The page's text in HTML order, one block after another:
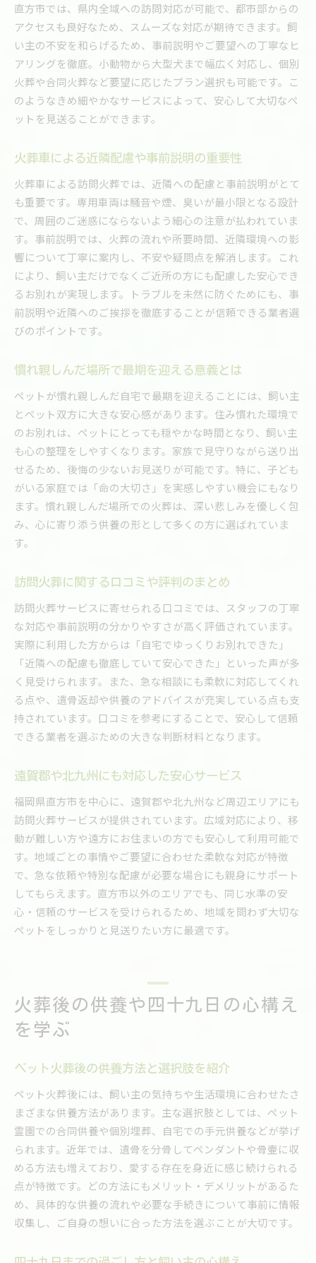
直方市では、県内全域への訪問対応が可能で、都市部からの
アクセスも良好なため、スムーズな対応が期待できます。飼
い主の不安を和らげるため、事前説明やご要望への丁寧なヒ
アリングを徹底。小動物から大型犬まで幅広く対応し、個別
火葬や合同火葬など要望に応じたプラン選択も可能です。こ
のようなきめ細やかなサービスによって、安心して大切なペ
ットを見送ることができます。
火葬車による近隣配慮や事前説明の重要性
火葬車による訪問火葬では、近隣への配慮と事前説明がとて
も重要です。専用車両は騒音や煙、臭いが最小限となる設計
で、周囲のご迷惑にならないよう細心の注意が払われていま
す。事前説明では、火葬の流れや所要時間、近隣環境への影
響について丁寧に案内し、不安や疑問点を解消します。これ
により、飼い主だけでなくご近所の方にも配慮した安心でき
るお別れが実現します。トラブルを未然に防ぐためにも、事
前説明や近隣へのご挨拶を徹底することが信頼できる業者選
びのポイントです。
慣れ親しんだ場所で最期を迎える意義とは
ペットが慣れ親しんだ自宅で最期を迎えることには、飼い主
とペット双方に大きな安心感があります。住み慣れた環境で
のお別れは、ペットにとっても穏やかな時間となり、飼い主
も心の整理をしやすくなります。家族で見守りながら送り出
せるため、後悔の少ないお見送りが可能です。特に、子ども
がいる家庭では「命の大切さ」を実感しやすい機会にもなり
ます。慣れ親しんだ場所での火葬は、深い悲しみを優しく包
み、心に寄り添う供養の形として多くの方に選ばれていま
す。
訪問火葬に関する口コミや評判のまとめ
訪問火葬サービスに寄せられる口コミでは、スタッフの丁寧
な対応や事前説明の分かりやすさが高く評価されています。
実際に利用した方からは「自宅でゆっくりお別れできた」
「近隣への配慮も徹底していて安心できた」といった声が多
く見受けられます。また、急な相談にも柔軟に対応してくれ
る点や、遺骨返却や供養のアドバイスが充実している点も支
持されています。口コミを参考にすることで、安心して信頼
できる業者を選ぶための大きな判断材料となります。
遠賀郡や北九州にも対応した安心サービス
福岡県直方市を中心に、遠賀郡や北九州など周辺エリアにも
訪問火葬サービスが提供されています。広域対応により、移
動が難しい方や遠方にお住まいの方でも安心して利用可能で
す。地域ごとの事情やご要望に合わせた柔軟な対応が特徴
で、急な依頼や特別な配慮が必要な場合にも親身にサポート
してもらえます。直方市以外のエリアでも、同じ水準の安
心・信頼のサービスを受けられるため、地域を問わず大切な
ペットをしっかりと見送りたい方に最適です。
火葬後の供養や四十九日の心構え
を学ぶ
ペット火葬後の供養方法と選択肢を紹介
ペット火葬後には、飼い主の気持ちや生活環境に合わせたさ
まざまな供養方法があります。主な選択肢としては、ペット
霊園での合同供養や個別埋葬、自宅での手元供養などが挙げ
られます。近年では、遺骨を分骨してペンダントや骨壷に収
める方法も増えており、愛する存在を身近に感じ続けられる
点が特徴です。どの方法にもメリット・デメリットがあるた
め、具体的な供養の流れや必要な手続きについて事前に情報
収集し、ご自身の想いに合った方法を選ぶことが大切です。